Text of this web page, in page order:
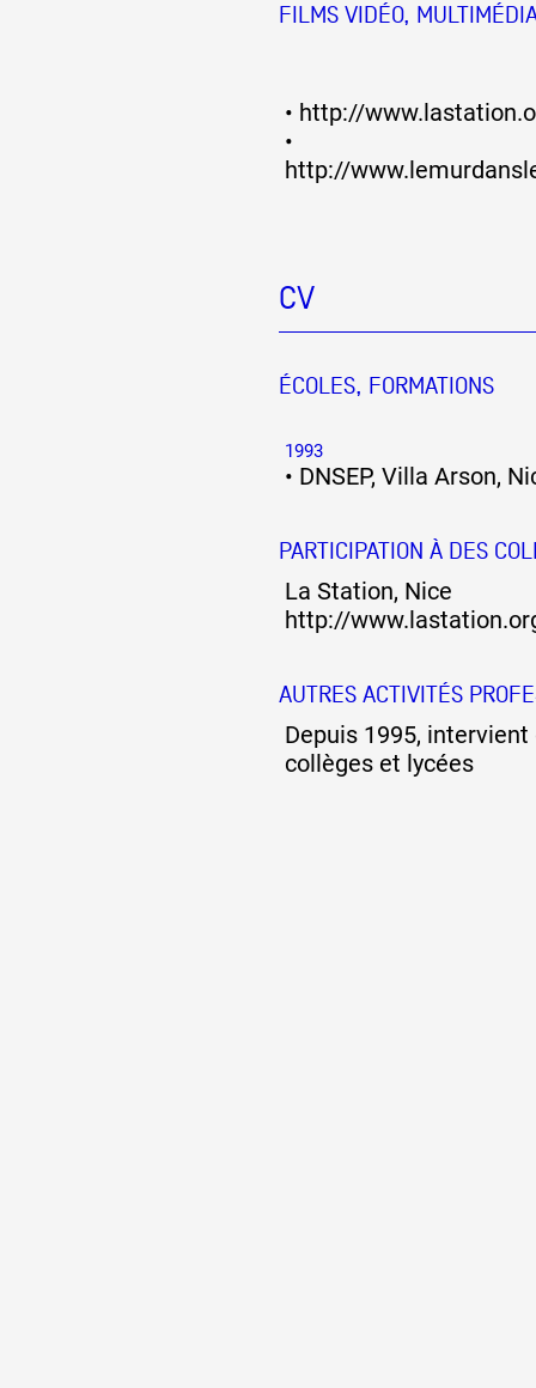
FILMS VIDÉO,
• http://
•
http://
CV
ÉCOLES, FORMATIONS
1993
• DNSEP, Villa Arson,
PARTICIPATION À DES
La Station, Nice
http://
AUTRES ACTIVITÉS
Depuis 1995,
collèges et lycées